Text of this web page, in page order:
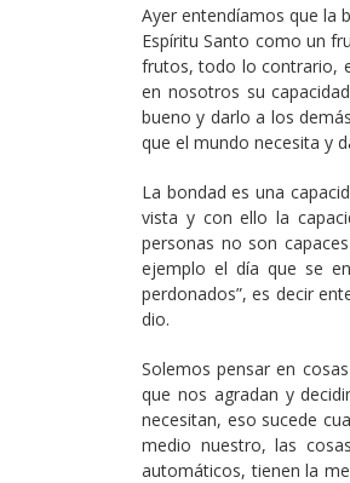
Ayer entendíamos que la
Espíritu Santo como un
frutos, todo lo contrario,
en nosotros su
bueno y darlo a los
que el mundo necesita y
La bondad es una
vista y con ello la
personas no son
ejemplo el día que se
perdonados”, es decir
dio.
Solemos pensar en
que nos agradan y
necesitan, eso sucede
medio nuestro, las
automáticos, tienen la